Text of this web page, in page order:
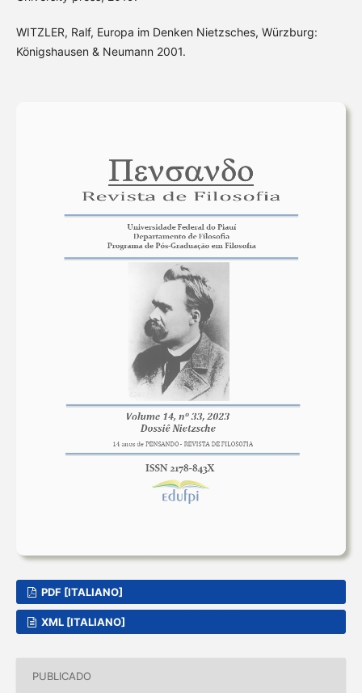
WITZLER, Ralf, Europa im Denken Nietzsches, Würzburg:
Königshausen & Neumann 2001.
PDF [ITALIANO]
XML [ITALIANO]
PUBLICADO